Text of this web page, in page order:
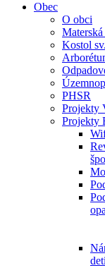
Obec
O obci
Materská
Kostol
PHSR
Projekty
Projekty